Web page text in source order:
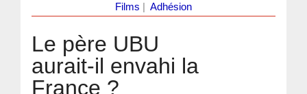
Films
Adhésion
Le père UBU
aurait-il envahi la
France ?